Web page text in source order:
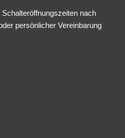
nach
persönlicher Vereinbarung